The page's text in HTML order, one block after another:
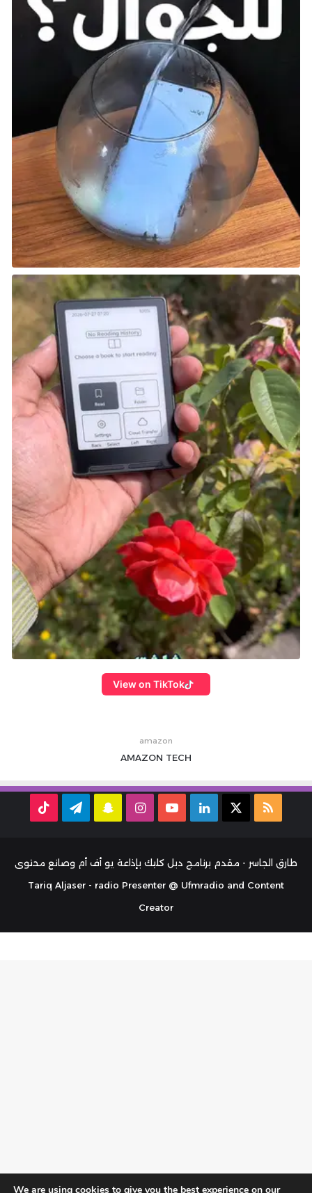
View on TikTok
amazon
AMAZON TECH
ملخص
RSS
لينكدإن ‫YouTubeانستقرامسناب تيلقرام
طارق الجاسر - مقدم برنامج دبل كليك بإذاعة يو أف أم وصانع محتوى
Tariq Aljaser - radio Presenter @ Ufmradio and Content
Creator
We are using cookies to give you the best experience on our